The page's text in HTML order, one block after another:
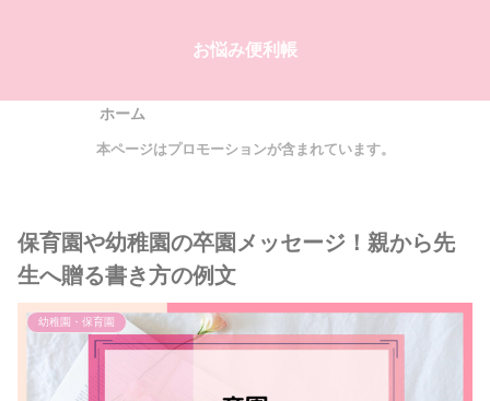
お悩み便利帳
ホーム
本ページはプロモーションが含まれています。
保育園や幼稚園の卒園メッセージ！親から先
生へ贈る書き方の例文
幼稚園・保育園